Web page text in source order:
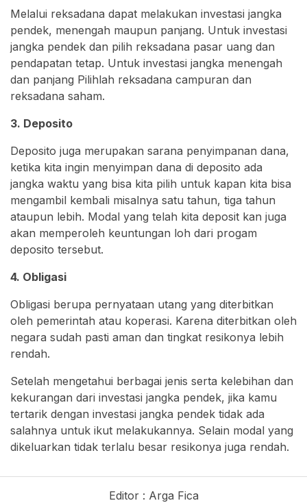
Melalui reksadana dapat melakukan investasi jangka
pendek, menengah maupun panjang. Untuk investasi
jangka pendek dan pilih reksadana pasar uang dan
pendapatan tetap. Untuk investasi jangka menengah
dan panjang Pilihlah reksadana campuran dan
reksadana saham.
3. Deposito
Deposito juga merupakan sarana penyimpanan dana,
ketika kita ingin menyimpan dana di deposito ada
jangka waktu yang bisa kita pilih untuk kapan kita bisa
mengambil kembali misalnya satu tahun, tiga tahun
ataupun lebih. Modal yang telah kita deposit kan juga
akan memperoleh keuntungan loh dari progam
deposito tersebut.
4. Obligasi
Obligasi berupa pernyataan utang yang diterbitkan
oleh pemerintah atau koperasi. Karena diterbitkan oleh
negara sudah pasti aman dan tingkat resikonya lebih
rendah.
Setelah mengetahui berbagai jenis serta kelebihan dan
kekurangan dari investasi jangka pendek, jika kamu
tertarik dengan investasi jangka pendek tidak ada
salahnya untuk ikut melakukannya. Selain modal yang
dikeluarkan tidak terlalu besar resikonya juga rendah.
Editor : Arga Fica